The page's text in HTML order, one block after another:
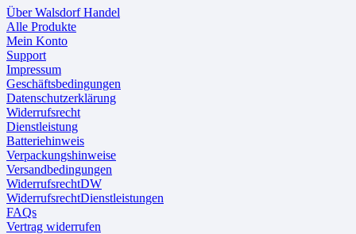
Über Walsdorf Handel
Alle Produkte
Mein Konto
Support
Impressum
Geschäftsbedingungen
Datenschutzerklärung
Widerrufsrecht
Dienstleistung
Batteriehinweis
Verpackungshinweise
Versandbedingungen
WiderrufsrechtDW
WiderrufsrechtDienstleistungen
FAQs
Vertrag widerrufen